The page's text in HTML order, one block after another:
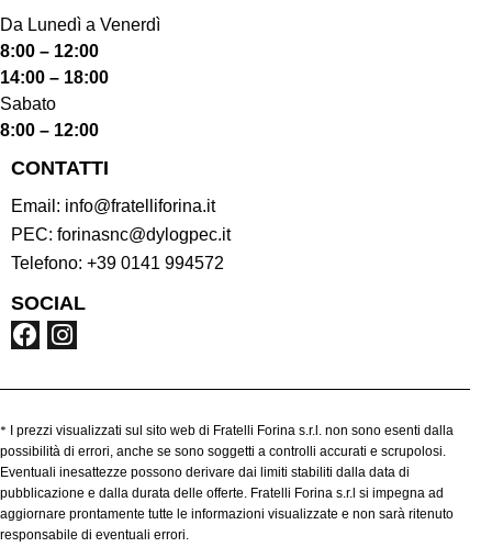
Da Lunedì a Venerdì
8:00 – 12:00
14:00 – 18:00
Sabato
8:00 – 12:00
CONTATTI
Email: info@fratelliforina.it
PEC: forinasnc@dylogpec.it
Telefono: +39 0141 994572
SOCIAL
*
I prezzi visualizzati sul sito web di Fratelli Forina s.r.l. non sono esenti dalla
possibilità di errori, anche se sono soggetti a controlli accurati e scrupolosi.
Eventuali inesattezze possono derivare dai limiti stabiliti dalla data di
pubblicazione e dalla durata delle offerte. Fratelli Forina s.r.l si impegna ad
aggiornare prontamente tutte le informazioni visualizzate e non sarà ritenuto
responsabile di eventuali errori.